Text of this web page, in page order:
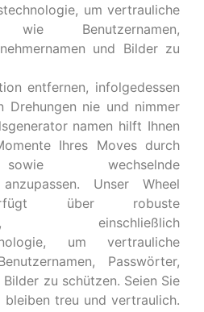
um vertrauliche
wie Benutzernamen,
und Bilder zu
entfernen, infolgedessen
Drehungen nie und nimmer
namen hilft Ihnen
Ihres Moves durch
wechselnde
Unser Wheel
über robuste
einschließlich
um vertrauliche
Passwörter,
zu schützen. Seien Sie
treu und vertraulich.